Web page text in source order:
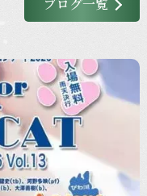
ブログ一覧